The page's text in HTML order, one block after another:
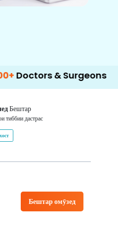
Surgeons 14+
Бештар
тиббии дастрас
Бештар омӯзед